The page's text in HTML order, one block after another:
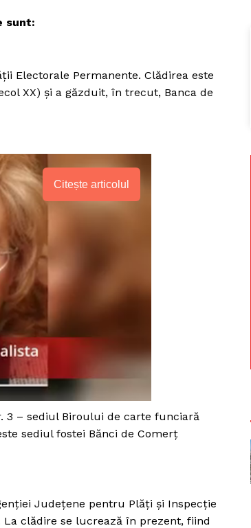
sunt:
Electorale Permanente. Clădirea este
XX) și a găzduit, în trecut, Banca de
Citește articolul
3 – sediul Biroului de carte funciară
sediul fostei Bănci de Comerț
Județene pentru Plăți și Inspecție
clădire se lucrează în prezent, fiind